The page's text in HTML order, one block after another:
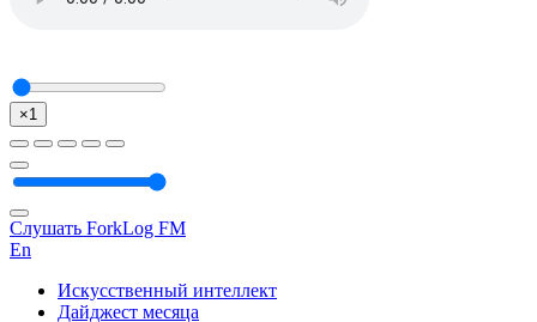
×1
Слушать ForkLog FM
En
Искусственный интеллект
Дайджест месяца